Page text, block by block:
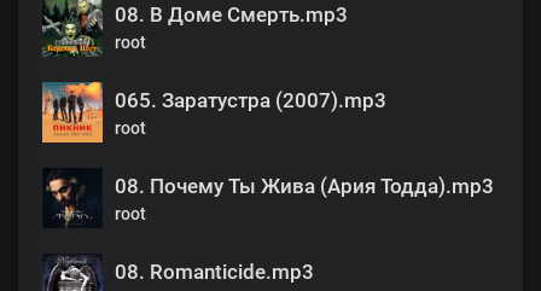
08. В Доме Смерть.mp3
root
065. Заратустра (2007).mp3
root
08. Почему Ты Жива (Ария Тодда).mp3
root
08. Romanticide.mp3